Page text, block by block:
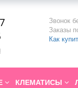
Звонок
Заказы
Как
КЛЕМАТИСЫ